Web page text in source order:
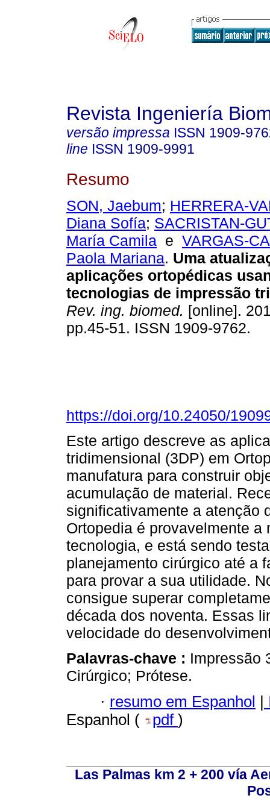
Revista Ingeniería
versão impressa ISSN 1909-
line ISSN 1909-9991
Resumo
SON, Jaebum; HERRERA-
Diana Sofía; SACRISTAN-
María Camila e VARGAS-
Paola Mariana. Uma
aplicações ortopédicas
tecnologias de impressão
Rev. ing. biomed. [online].
pp.45-51. ISSN 1909-9762.
https://doi.org/10.24050/
Este artigo descreve as
tridimensional (3DP) em
manufatura para construir
acumulação de material.
significativamente a atenção
Ortopedia é provavelmente
tecnologia, e está sendo
planejamento cirúrgico até a
para provar a sua utilidade.
consigue superar
década dos noventa. Essas
velocidade do
Palavras-chave : Impressão
Cirúrgico; Prótese.
· resumo em Espanhol |
Espanhol (
pdf )
Las Palmas km 2 + 200 vía